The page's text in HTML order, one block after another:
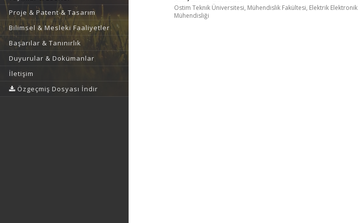
Proje & Patent & Tasarım
Bilimsel & Mesleki Faaliyetler
Başarılar & Tanınırlık
Duyurular & Dokümanlar
İletişim
Özgeçmiş Dosyası İndir
Ostim Teknik Üniversitesi, Mühendislik Fakültesi, Elektrik Elektronik
Mühendisliği